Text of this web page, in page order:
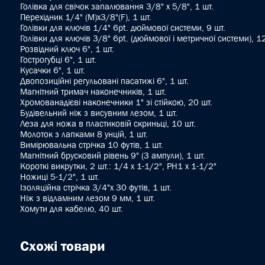
Голівка для свічок запалювання 3/8" x 5/8", 1 шт.
Перехідник 1/4" (M)x3/8"(F), 1 шт.
Голівки для ключів 1/4" 6pt. дюймової системи, 9 шт.
Голівки для ключів 3/8" 6pt. (дюймової і метричної системи),
Розвідний ключ 6", 1 шт.
Гострогубці 6", 1 шт.
Кусачки 6", 1 шт.
Двопозиційні регульовані пасатижі 6", 1 шт.
Магнітний тримач наконечників, 1 шт.
Хромованадієві наконечники 1" зі стійкою, 20 шт.
Будівельний ніж з висувним лезом, 1 шт.
Леза для ножа в пластиковій скриньці, 10 шт.
Молоток з лапками 8 унцій, 1 шт.
Вимірювальна стрічка 10 футів, 1 шт.
Магнітний брусковий рівень 9" (3 ампули), 1 шт.
Короткі викрутки, 2 шт.: 1/4 x 1-1/2", PH1 x 1-1/2"
Ножиці 5-1/2", 1 шт.
Ізоляційна стрічка 3/4"x 30 футів, 1 шт.
Ніж з відламним лезом 9 мм, 1 шт.
Хомути для кабелю, 40 шт.
Схожі товари